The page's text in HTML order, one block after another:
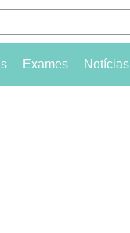
Exames Notícias